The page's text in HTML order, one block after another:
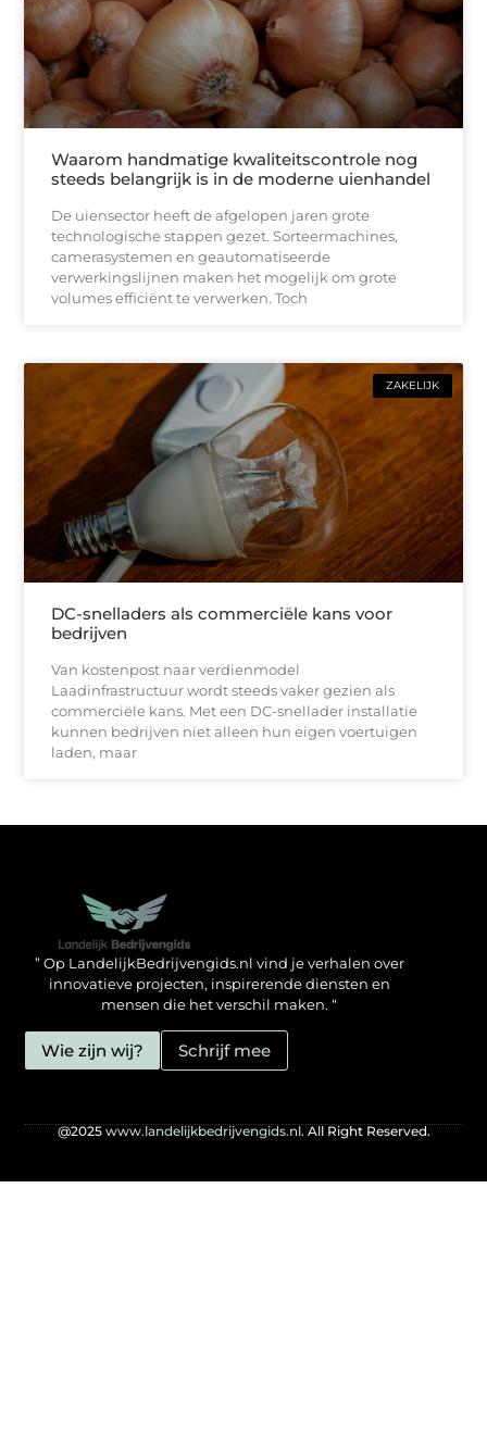
Waarom handmatige kwaliteitscontrole nog
steeds belangrijk is in de moderne uienhandel
De uiensector heeft de afgelopen jaren grote
technologische stappen gezet. Sorteermachines,
camerasystemen en geautomatiseerde
verwerkingslijnen maken het mogelijk om grote
volumes efficiënt te verwerken. Toch
ZAKELIJK
DC-snelladers als commerciële kans voor
bedrijven
Van kostenpost naar verdienmodel
Laadinfrastructuur wordt steeds vaker gezien als
commerciële kans. Met een DC-snellader installatie
kunnen bedrijven niet alleen hun eigen voertuigen
laden, maar
” Op LandelijkBedrijvengids.nl vind je verhalen over
innovatieve projecten, inspirerende diensten en
mensen die het verschil maken. “
Wie zijn wij? Schrijf mee
@2025www.landelijkbedrijvengids.nl.All Right Reserved.